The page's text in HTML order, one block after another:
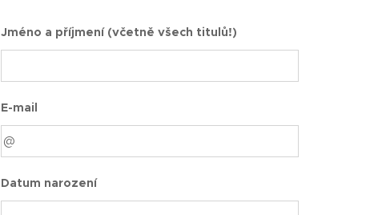
Jméno a příjmení (včetně všech titulů!)
E-mail
Datum narození